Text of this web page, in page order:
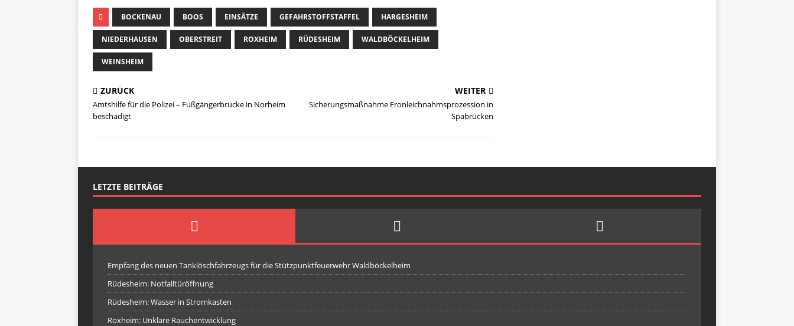
BOCKENAU BOOS EINSÄTZE GEFAHRSTOFFSTAFFEL HARGESHEIM
NIEDERHAUSEN OBERSTREIT ROXHEIM RÜDESHEIM WALDBÖCKELHEIM
WEINSHEIM
ZURÜCK
Amtshilfe für die Polizei – Fußgängerbrücke in Norheim
beschädigt
WEITER
Sicherungsmaßnahme Fronleichnahmsprozession in
Spabrücken
LETZTE BEITRÄGE
Empfang des neuen Tanklöschfahrzeugs für die Stützpunktfeuerwehr Waldböckelheim
Rüdesheim: Notfalltüröffnung
Rüdesheim: Wasser in Stromkasten
Roxheim: Unklare Rauchentwicklung